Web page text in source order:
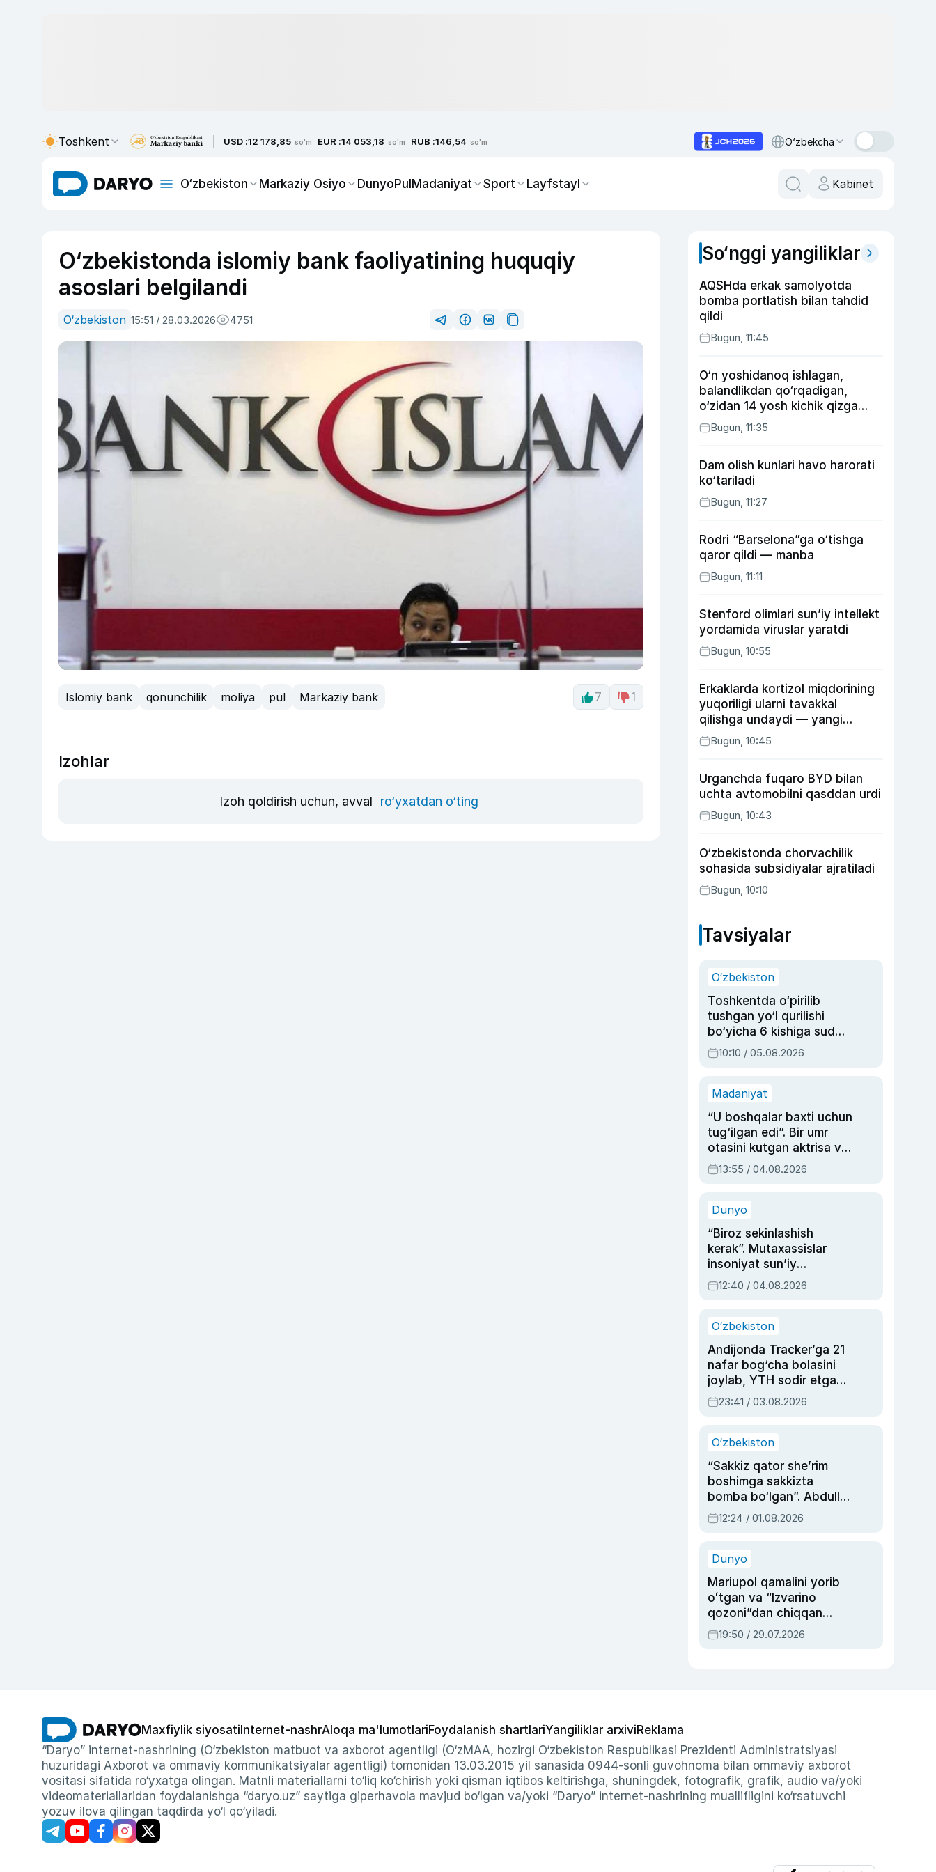
Toshkent USD :12 178,85 so'm EUR :14 053,18 so'm RUB :146,54 so'm O‘zbekcha
O‘zbekiston Markaziy Osiyo DunyoPulMadaniyat Sport Layfstayl Kabinet
O‘zbekistonda islomiy bank faoliyatining huquqiy
asoslari belgilandi
O‘zbekiston 15:51 / 28.03.2026 4751
Islomiy bank qonunchilik moliya pul Markaziy bank 7 1
Izohlar
Izoh qoldirish uchun, avval ro‘yxatdan o‘ting
So‘nggi yangiliklar
AQSHda erkak samolyotda
bomba portlatish bilan tahdid
qildi
Bugun, 11:45
O‘n yoshidanoq ishlagan,
balandlikdan qo‘rqadigan,
o‘zidan 14 yosh kichik qizga
uylangan Yorqinxo‘ja Umarov
34 yoshda
Bugun, 11:35
Dam olish kunlari havo harorati
ko‘tariladi
Bugun, 11:27
Rodri “Barselona”ga o‘tishga
qaror qildi — manba
Bugun, 11:11
Stenford olimlari sun’iy intellekt
yordamida viruslar yaratdi
Bugun, 10:55
Erkaklarda kortizol miqdorining
yuqoriligi ularni tavakkal
qilishga undaydi — yangi
tadqiqot
Bugun, 10:45
Urganchda fuqaro BYD bilan
uchta avtomobilni qasddan urdi
Bugun, 10:43
O‘zbekistonda chorvachilik
sohasida subsidiyalar ajratiladi
Bugun, 10:10
Tavsiyalar
O‘zbekiston
Toshkentda o‘pirilib
tushgan yo‘l qurilishi
bo‘yicha 6 kishiga sud
hukmi o‘qildi
10:10 / 05.08.2026
Madaniyat
“U boshqalar baxti uchun
tug‘ilgan edi”. Bir umr
otasini kutgan aktrisa va
dublyaj ustasi Rimma
Ahmedovaning
13:55 / 04.08.2026
Dunyo
“Biroz sekinlashish
kerak”. Mutaxassislar
insoniyat sun’iy
intellektni boshqara
olmay qolishidan xavotir
12:40 / 04.08.2026
O‘zbekiston
Andijonda Tracker’ga 21
nafar bog‘cha bolasini
joylab, YTH sodir etgan
ayolga sud hukmi o‘qildi
23:41 / 03.08.2026
O‘zbekiston
“Sakkiz qator she’rim
boshimga sakkizta
bomba bo‘lgan”. Abdulla
Oripovni siyosiy
ayblovlardan asrab
12:24 / 01.08.2026
Dunyo
Mariupol qamalini yorib
oʻtgan va “Izvarino
qozoni”dan chiqqan
qahramon — Ukraina
armiyasi bosh
19:50 / 29.07.2026
Maxfiylik siyosati Internet-nashrAloqa ma'lumotlariFoydalanish shartlariYangiliklar arxiviReklama
“Daryo” internet-nashrining (O‘zbekiston matbuot va axborot agentligi (O‘zMAA, hozirgi O‘zbekiston Respublikasi Prezidenti Administratsiyasi
huzuridagi Axborot va ommaviy kommunikatsiyalar agentligi) tomonidan 13.03.2015 yil sanasida 0944-sonli guvohnoma bilan ommaviy axborot
vositasi sifatida ro‘yxatga olingan. Matnli materiallarni to‘liq ko‘chirish yoki qisman iqtibos keltirishga, shuningdek, fotografik, grafik, audio va/yoki
videomateriallaridan foydalanishga “daryo.uz” saytiga giperhavola mavjud bo‘lgan va/yoki “Daryo” internet-nashrining muallifligini ko‘rsatuvchi
yozuv ilova qilingan taqdirda yo‘l qo‘yiladi.